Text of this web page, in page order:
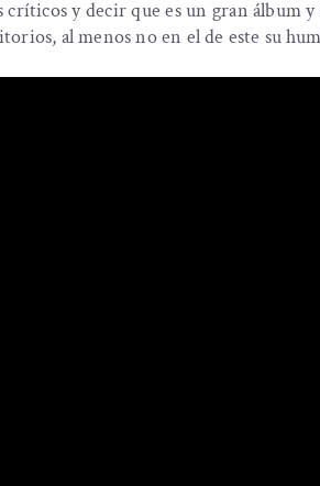
y decir que es un gran álbum
al menos no en el de este su